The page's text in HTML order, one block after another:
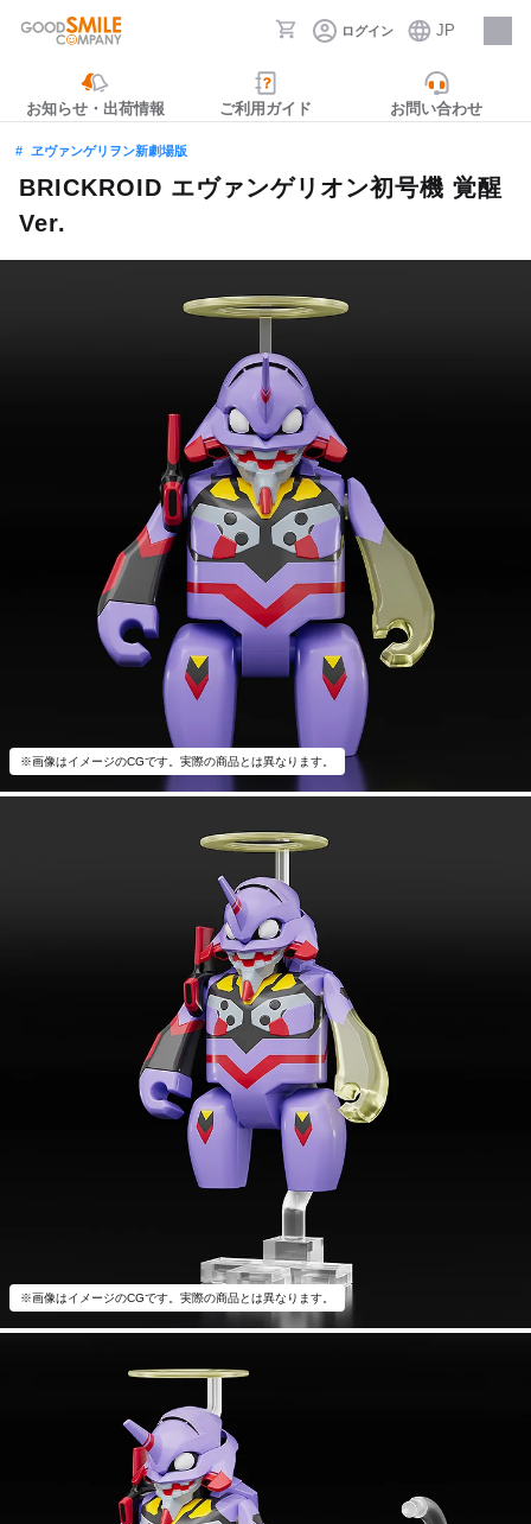
ログイン JP
採用情報
お知らせ・出荷情報 ご利用ガイド お問い合わせ
ヱヴァンゲリヲン新劇場版
BRICKROID エヴァンゲリオン初号機 覚醒
Ver.
※画像はイメージのCGです。実際の商品とは異なります。
※画像はイメージのCGです。実際の商品とは異なります。